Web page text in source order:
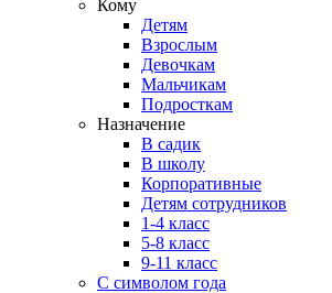
Кому
Детям
Взрослым
Девочкам
Мальчикам
Подросткам
Назначение
В садик
В школу
Корпоративные
Детям сотрудников
1-4 класс
5-8 класс
9-11 класс
С символом года